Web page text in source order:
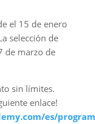
el 15 de enero
selección de
de marzo de
sin límites.
enlace!
es/